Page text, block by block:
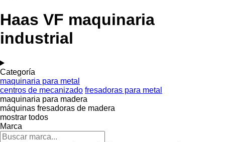
Haas VF maquinaria
industrial
Categoría
maquinaria para metal
centros de mecanizado fresadoras para metal
maquinaria para madera
máquinas fresadoras de madera
mostrar todos
Marca